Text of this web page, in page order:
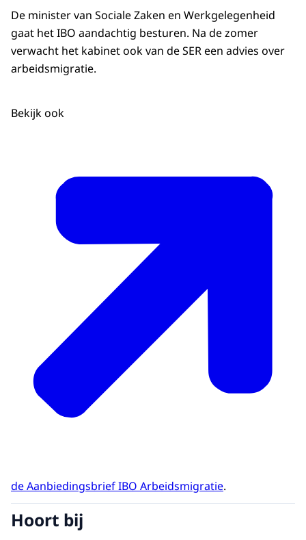
De minister van Sociale Zaken en Werkgelegenheid
gaat het IBO aandachtig besturen. Na de zomer
verwacht het kabinet ook van de SER een advies over
arbeidsmigratie.
Bekijk ook
de Aanbiedingsbrief IBO Arbeidsmigratie.
Hoort bij